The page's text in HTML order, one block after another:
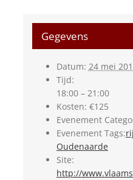
Gegevens
Datum: 24 mei
Tijd:
18:00 – 21:00
Kosten: €125
Evenement
Evenement Tags:
Oudenaarde
Site:
http://